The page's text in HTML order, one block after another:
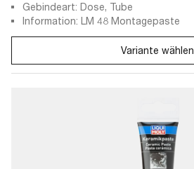
Gebindeart: Dose, Tube
Information: LM 48 Montagepaste
Variante wählen